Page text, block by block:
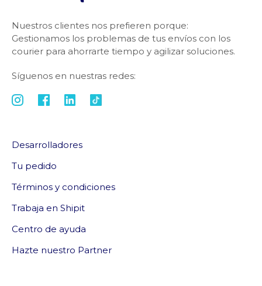
Nuestros clientes nos prefieren porque:
Gestionamos los problemas de tus envíos con los
courier para ahorrarte tiempo y agilizar soluciones.
Síguenos en nuestras redes:
Desarrolladores
Tu pedido
Términos y condiciones
Trabaja en Shipit
Centro de ayuda
Hazte nuestro Partner